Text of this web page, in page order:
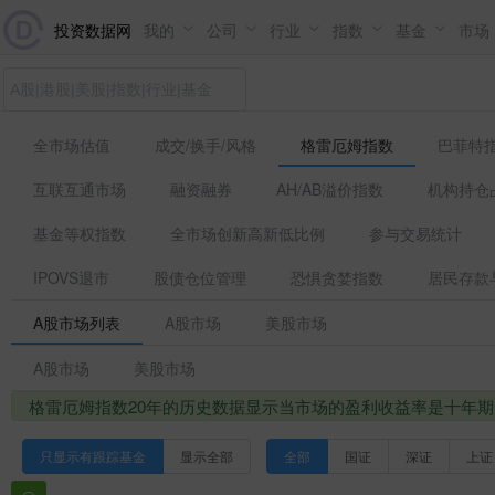
投资数据网 我的 公司 行业 指数 基金 市场
全市场估值 成交/换手/风格 格雷厄姆指数
巴菲特
互联互通市场
融资融券 AH/AB溢价指数
机构持仓
基金等权指数
全市场创新高新低比例
参与交易统计
IPOVS退市
股债仓位管理 恐惧贪婪指数 居民存
A股市场列表 A股市场 美股市场
A股市场 美股市场
格雷厄姆指数20年的历史数据显示当市场的盈利收益率是十年
只显示有跟踪基金 显示全部 全部 国证 深证 上证